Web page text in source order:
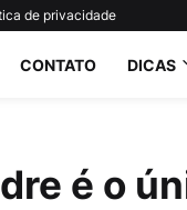
de privacidade
CONTATO DICAS
é o